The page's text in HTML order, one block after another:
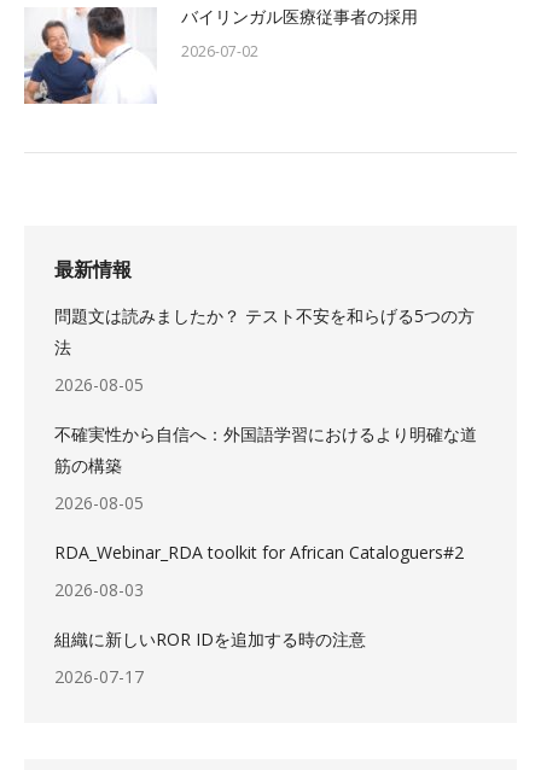
バイリンガル医療従事者の採用
2026-07-02
最新情報
問題文は読みましたか？ テスト不安を和らげる5つの方
法
2026-08-05
不確実性から自信へ：外国語学習におけるより明確な道
筋の構築
2026-08-05
RDA_Webinar_RDA toolkit for African Cataloguers#2
2026-08-03
組織に新しいROR IDを追加する時の注意
2026-07-17